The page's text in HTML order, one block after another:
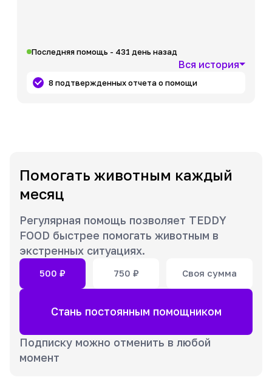
Последняя помощь - 431 день назад
Вся история
8 подтвержденных отчета о помощи
Помогать животным каждый
месяц
Регулярная помощь позволяет TEDDY
FOOD быстрее помогать животным в
экстренных ситуациях.
500 ₽ 750 ₽ Своя сумма
Стань постоянным помощником
Подписку можно отменить в любой
момент